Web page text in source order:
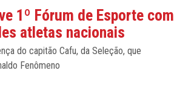
1º Fórum de Esporte com
atletas nacionais
do capitão Cafu, da Seleção, que
Fenômeno